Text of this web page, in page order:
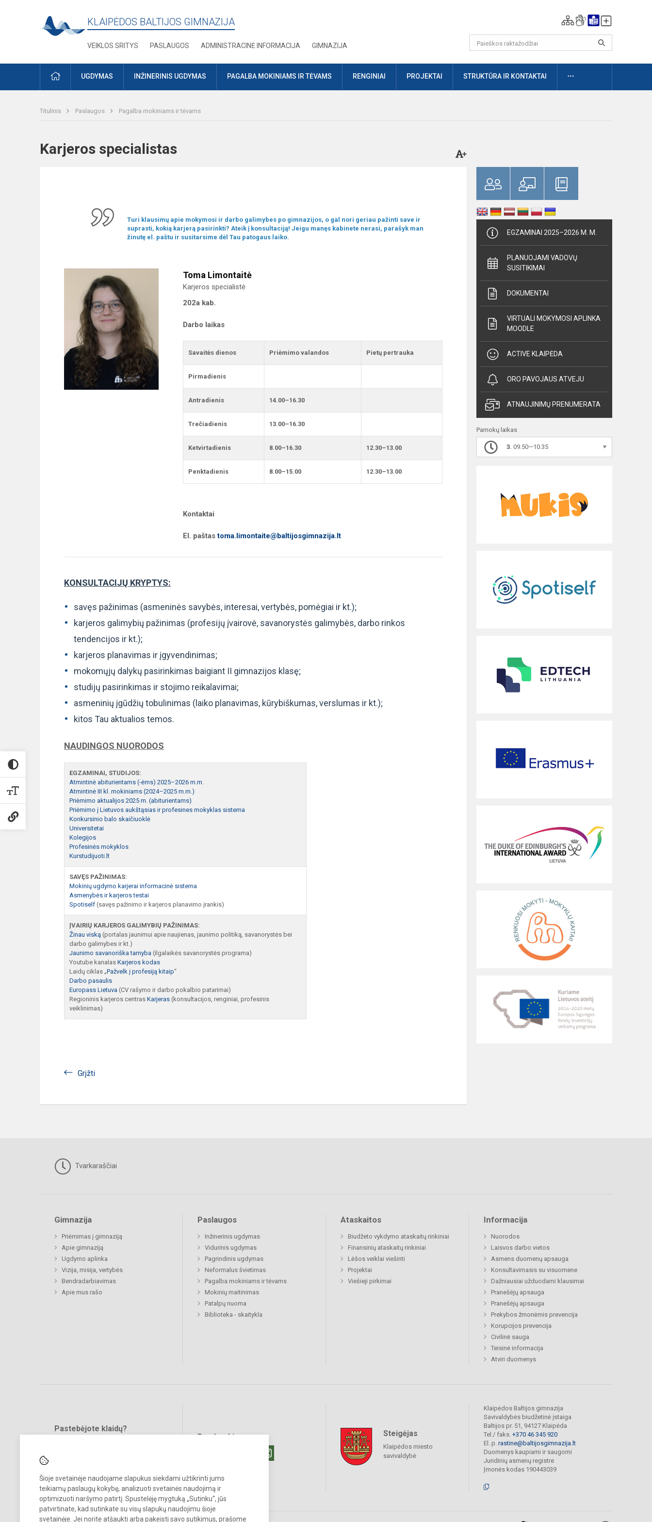
Šioje svetainėje naudojame slapukus siekdami užtikrinti jums
teikiamų paslaugų kokybę, analizuoti svetainės naudojimą ir
optimizuoti naršymo patirtį. Spustelėję mygtuką „Sutinku“, jūs
patvirtinate, kad sutinkate su visų slapukų naudojimu šioje
svetainėje. Jei norite atšaukti arba pakeisti savo sutikimus, prašome
KLAIPĖDOS BALTIJOS GIMNAZIJA
VEIKLOS SRITYS PASLAUGOS ADMINISTRACINĖ INFORMACIJA GIMNAZIJA
PRADŽIAUGDYMAS INŽINERINIS UGDYMAS PAGALBA MOKINIAMS IR TĖVAMS RENGINIAI PROJEKTAI STRUKTŪRA IR KONTAKTAI DAUGIAU
Titulinis Paslaugos Pagalba mokiniams ir tėvams
Karjeros specialistas
Turi klausimų apie mokymosi ir darbo galimybes po gimnazijos, o gal nori geriau pažinti save ir
suprasti, kokią karjerą pasirinkti? Ateik į konsultaciją! Jeigu manęs kabinete nerasi, parašyk man
žinutę el. paštu ir susitarsime dėl Tau patogaus laiko.
Toma Limontaitė
Karjeros specialistė
202a kab.
Darbo laikas
Savaitės dienos Priėmimo valandos Pietų pertrauka
Pirmadienis
Antradienis 14.00–16.30
Trečiadienis 13.00–16.30
Ketvirtadienis 8.00–16.30 12.30–13.00
Penktadienis 8.00–15.00 12.30–13.00
Kontaktai
El. paštastoma.limontaite@baltijosgimnazija.lt
KONSULTACIJŲ KRYPTYS:
savęs pažinimas (asmeninės savybės, interesai, vertybės, pomėgiai ir kt.);
karjeros galimybių pažinimas (profesijų įvairovė, savanorystės galimybės, darbo rinkos
tendencijos ir kt.);
karjeros planavimas ir įgyvendinimas;
mokomųjų dalykų pasirinkimas baigiant II gimnazijos klasę;
studijų pasirinkimas ir stojimo reikalavimai;
asmeninių įgūdžių tobulinimas (laiko planavimas, kūrybiškumas, verslumas ir kt.);
kitos Tau aktualios temos.
NAUDINGOS NUORODOS
EGZAMINAI, STUDIJOS:
Atmintinė abiturientams (-ėms) 2025–2026 m.m.
Atmintinė III kl. mokiniams (2024–2025 m.m.)
Priėmimo aktualijos 2025 m. (abiturientams)
Priėmimo į Lietuvos aukštąsias ir profesines mokyklas sistema
Konkursinio balo skaičiuoklė
Universitetai
Kolegijos
Profesinės mokyklos
Kurstudijuoti.lt
SAVĘS PAŽINIMAS:
Mokinių ugdymo karjerai informacinė sistema
Asmenybės ir karjeros testai
Spotiself (savęs pažinimo ir karjeros planavimo įrankis)
ĮVAIRIŲ KARJEROS GALIMYBIŲ PAŽINIMAS:
Žinau viską (portalas jaunimui apie naujienas, jaunimo politiką, savanorystės bei
darbo galimybes ir kt.)
Jaunimo savanoriška tarnyba (ilgalaikės savanorystės programa)
Youtube kanalas Karjeros kodas
Laidų ciklas „Pažvelk į profesiją kitaip“
Darbo pasaulis
Europass Lietuva (CV rašymo ir darbo pokalbio patarimai)
Regioninis karjeros centras Karjeras (konsultacijos, renginiai, profesinis
veiklinimas)
Grįžti
EGZAMINAI 2025–2026 M. M.
PLANUOJAMI VADOVŲ
SUSITIKIMAI
DOKUMENTAI
VIRTUALI MOKYMOSI APLINKA
MOODLE
ACTIVE KLAIPĖDA
ORO PAVOJAUS ATVEJU
ATNAUJINIMŲ PRENUMERATA
Pamokų laikas
3. 09.50—10.35
Tvarkaraščiai
Gimnazija
Priėmimas į gimnaziją
Apie gimnaziją
Ugdymo aplinka
Vizija, misija, vertybės
Bendradarbiavimas
Apie mus rašo
Paslaugos
Inžinerinis ugdymas
Vidurinis ugdymas
Pagrindinis ugdymas
Neformalus švietimas
Pagalba mokiniams ir tėvams
Mokinių maitinimas
Patalpų nuoma
Biblioteka - skaitykla
Ataskaitos
Biudžeto vykdymo ataskaitų rinkiniai
Finansinių ataskaitų rinkiniai
Lėšos veiklai viešinti
Projektai
Viešieji pirkimai
Informacija
Nuorodos
Laisvos darbo vietos
Asmens duomenų apsauga
Konsultavimasis su visuomene
Dažniausiai užduodami klausimai
Pranešėjų apsauga
Pranešėjų apsauga
Prekybos žmonėmis prevencija
Korupcijos prevencija
Civilinė sauga
Teisinė informacija
Atviri duomenys
Pastebėjote klaidų?
Bendraukime Steigėjas
Klaipėdos miesto
savivaldybė
Klaipėdos Baltijos gimnazija
Savivaldybės biudžetinė įstaiga
Baltijos pr. 51, 94127 Klaipėda
Tel./ faks. +370 46 345 920
El. p. rastine@baltijosgimnazija.lt
Duomenys kaupiami ir saugomi
Juridinių asmenų registre
Įmonės kodas 190443039